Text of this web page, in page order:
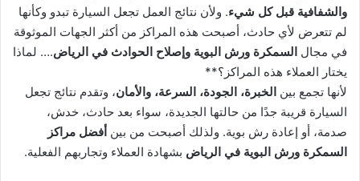
والشفافية قبل كل شيء. ولأن نتائج العمل تجعل السيارة تبدو وكأنها
لم تتعرض لأي حادث، أصبحت هذه المراكز من أكثر الجهات الموثوقة
في مجال السمكرة ورش البوية وإصلاح الحوادث في الرياض.… لماذا
يختار العملاء هذه المراكز؟**
لأنها تجمع بين الخبرة، الجودة، السرعة، والأمان، وتقدم نتائج تجعل
السيارة قريبة جدًا من حالتها الجديدة، سواء بعد حادث، خدش،
صدمة، أو إعادة رش بوية. ولذلك أصبحت من بين أفضل مراكز
السمكرة ورش البوية في الرياض بشهادة العملاء وتجاربهم الفعلية.